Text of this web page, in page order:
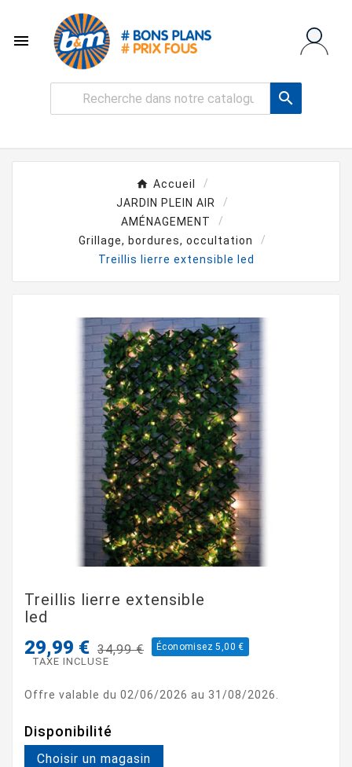


Accueil
JARDIN PLEIN AIR
AMÉNAGEMENT
Grillage, bordures, occultation
Treillis lierre extensible led
Treillis lierre extensible
led
29,99 € 34,99 € Économisez 5,00 €
TAXE INCLUSE
Offre valable du 02/06/2026 au 31/08/2026.
Disponibilité
Choisir un magasin